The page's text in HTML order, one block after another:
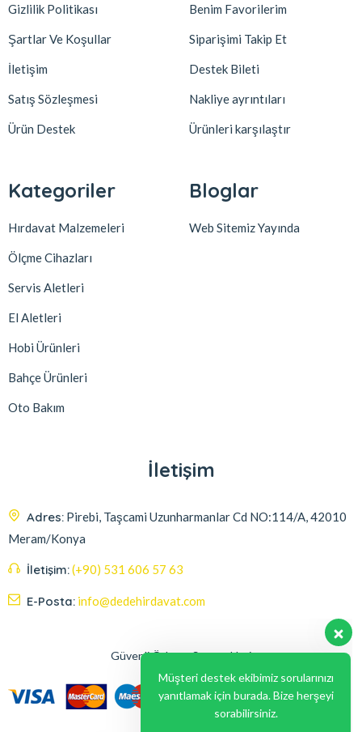
Gizlilik Politikası
Şartlar Ve Koşullar
İletişim
Satış Sözleşmesi
Ürün Destek
Benim Favorilerim
Siparişimi Takip Et
Destek Bileti
Nakliye ayrıntıları
Ürünleri karşılaştır
Kategoriler
Hırdavat Malzemeleri
Ölçme Cihazları
Servis Aletleri
El Aletleri
Hobi Ürünleri
Bahçe Ürünleri
Oto Bakım
Bloglar
Web Sitemiz Yayında
İletişim
Adres: Pirebi, Taşcami Uzunharmanlar Cd NO:114/A, 42010
Meram/Konya
İletişim:(+90) 531 606 57 63
E-Posta: info@dedehirdavat.com
Güvenli Ödeme Seçenekleri
yanıtlamak için burada. Bize herşeyi
sorabilirsiniz.